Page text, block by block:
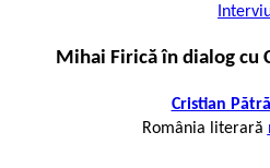
Mihai Firică în dialog cu
Cristian
România literară